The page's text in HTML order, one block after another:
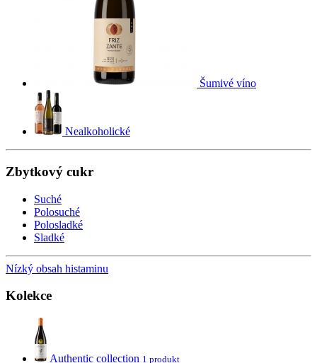
Šumivé víno
Nealkoholické
Zbytkový cukr
Suché
Polosuché
Polosladké
Sladké
Nízký obsah histaminu
Kolekce
Authentic collection 1 produkt